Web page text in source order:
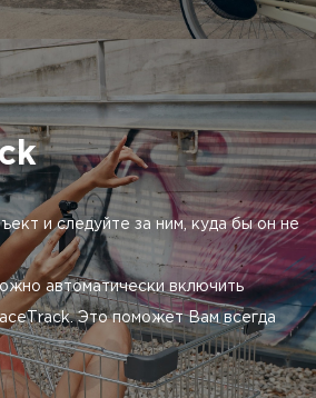
и следуйте за ним, куда бы он не
автоматически включить
Это поможет Вам всегда